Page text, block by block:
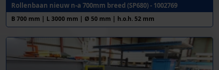
Rollenbaan nieuw n-a 700mm breed (SP680) - 1002769
B 700 mm | L 3000 mm | Ø 50 mm | h.o.h. 52 mm